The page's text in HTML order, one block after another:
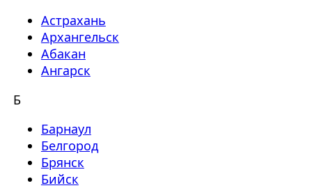
Астрахань
Архангельск
Абакан
Ангарск
Б
Барнаул
Белгород
Брянск
Бийск